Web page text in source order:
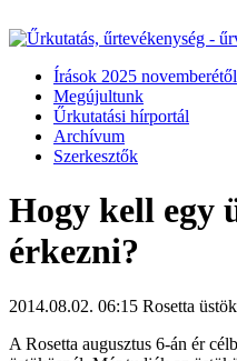
Írások 2025 novemberétől
Megújultunk
Űrkutatási hírportál
Archívum
Szerkesztők
Hogy kell egy
érkezni?
2014.08.02. 06:15 Rosetta
A Rosetta augusztus 6-án ér